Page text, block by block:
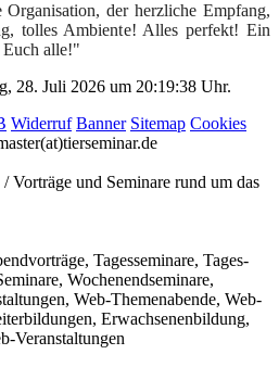
der herzliche Empfang,
tolles Ambiente! Alles perfekt! Ein
Euch alle!"
28. Juli 2026 um 20:19:38 Uhr.
Widerruf Banner Sitemap Cookies
und Seminare rund um das
Tagesseminare, Tages-
Wochenendseminare,
Web-Themenabende, Web-
Erwachsenenbildung,
Veranstaltungen